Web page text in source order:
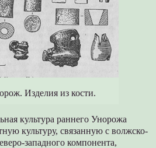
Изделия из кости.
культура раннего Унорожа
культуру, связанную с волжско-
западного компонента,